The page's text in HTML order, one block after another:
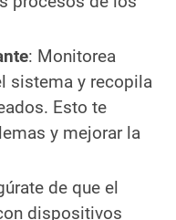
: Monitorea
sistema y recopila
Esto te
y mejorar la
de que el
dispositivos